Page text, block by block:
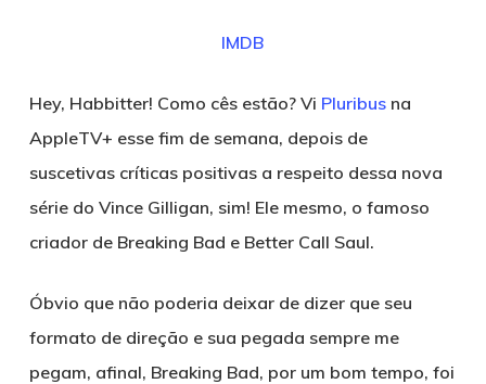
IMDB
Hey, Habbitter! Como cês estão? Vi Pluribusna
AppleTV+ esse fim de semana, depois de
suscetivas críticas positivas a respeito dessa nova
série do Vince Gilligan, sim! Ele mesmo, o famoso
criador de Breaking Bad e Better Call Saul.
Óbvio que não poderia deixar de dizer que seu
formato de direção e sua pegada sempre me
pegam, afinal, Breaking Bad, por um bom tempo, foi